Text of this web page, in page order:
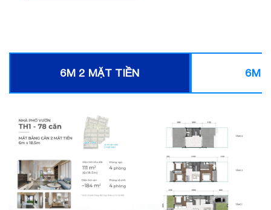
6M 2 MẶT TIỀN 6M